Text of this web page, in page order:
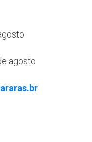
agosto